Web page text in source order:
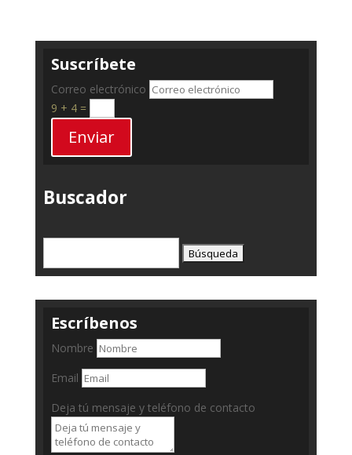
Suscríbete
Correo electrónico
9 + 4=
Enviar
Buscador
Escríbenos
Nombre
Email
Deja tú mensaje y teléfono de contacto